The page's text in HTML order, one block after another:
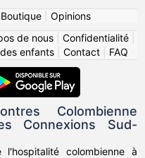
Boutique| Opinions
de nous Confidentialité
enfants| Contact| FAQ
Colombienne
Connexions Sud-
colombienne à